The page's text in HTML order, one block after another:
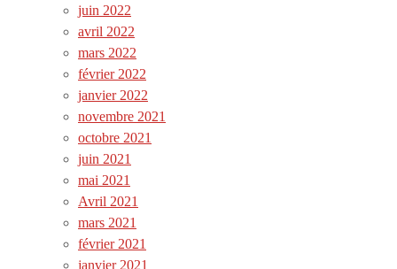
juin 2022
avril 2022
mars 2022
février 2022
janvier 2022
novembre 2021
octobre 2021
juin 2021
mai 2021
Avril 2021
mars 2021
février 2021
janvier 2021